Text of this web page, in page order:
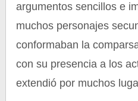
argumentos sencillos e
muchos personajes
conformaban la
con su presencia a los
extendió por muchos